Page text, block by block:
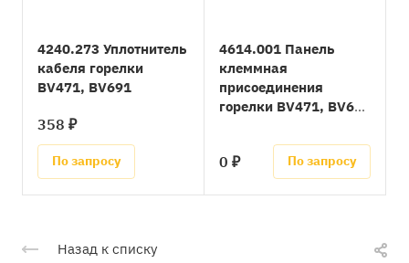
4240.273 Уплотнитель
кабеля горелки
BV471, BV691
358 ₽
По запросу
4614.001 Панель
клеммная
присоединения
горелки BV471, BV691
0 ₽ По запросу
Назад к списку